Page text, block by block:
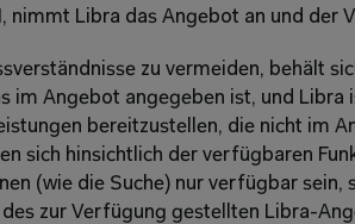
nimmt Libra das Angebot an und der
zu vermeiden, behält
im Angebot angegeben ist, und
bereitzustellen, die nicht im
sich hinsichtlich der verfügbaren
(wie die Suche) nur verfügbar
zur Verfügung gestellten Libra-